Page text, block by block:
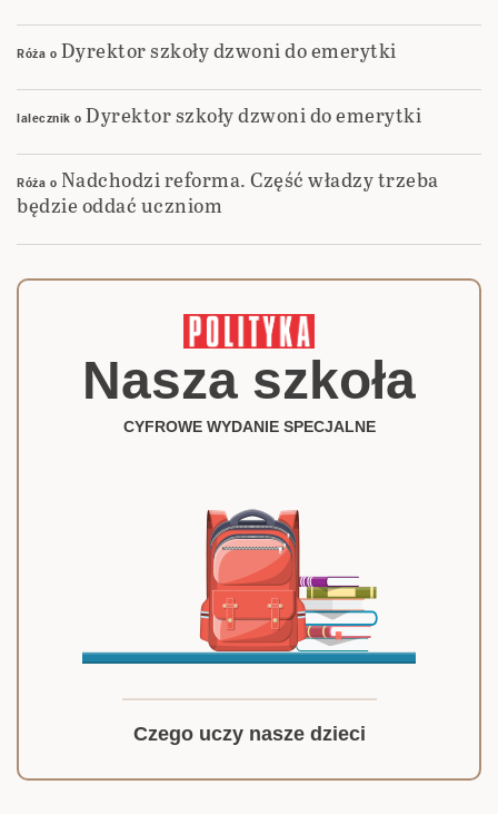
Róża o Dyrektor szkoły dzwoni do emerytki
lalecznik o Dyrektor szkoły dzwoni do emerytki
Róża o Nadchodzi reforma. Część władzy trzeba
będzie oddać uczniom
Nasza szkoła
CYFROWE WYDANIE SPECJALNE
Czego uczy nasze dzieci